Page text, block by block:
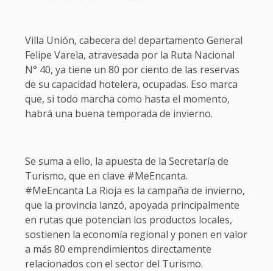
Villa Unión, cabecera del departamento General
Felipe Varela, atravesada por la Ruta Nacional
N° 40, ya tiene un 80 por ciento de las reservas
de su capacidad hotelera, ocupadas. Eso marca
que, si todo marcha como hasta el momento,
habrá una buena temporada de invierno.
Se suma a ello, la apuesta de la Secretaría de
Turismo, que en clave #MeEncanta.
#MeEncanta La Rioja es la campaña de invierno,
que la provincia lanzó, apoyada principalmente
en rutas que potencian los productos locales,
sostienen la economía regional y ponen en valor
a más 80 emprendimientos directamente
relacionados con el sector del Turismo.